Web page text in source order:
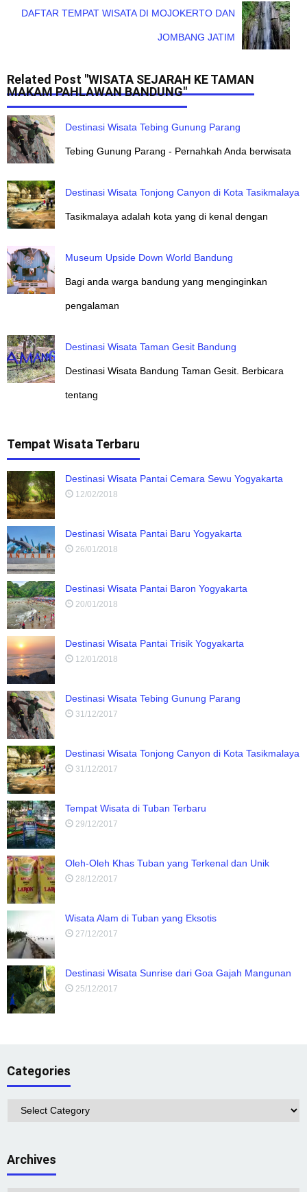
DAFTAR TEMPAT WISATA DI MOJOKERTO DAN
JOMBANG JATIM
Related Post "WISATA SEJARAH KE TAMAN
MAKAM PAHLAWAN BANDUNG"
Destinasi Wisata Tebing Gunung Parang
Tebing Gunung Parang - Pernahkah Anda berwisata
Destinasi Wisata Tonjong Canyon di Kota Tasikmalaya
Tasikmalaya adalah kota yang di kenal dengan
Museum Upside Down World Bandung
Bagi anda warga bandung yang menginginkan
pengalaman
Destinasi Wisata Taman Gesit Bandung
Destinasi Wisata Bandung Taman Gesit. Berbicara
tentang
Tempat Wisata Terbaru
Destinasi Wisata Pantai Cemara Sewu Yogyakarta
12/02/2018
Destinasi Wisata Pantai Baru Yogyakarta
26/01/2018
Destinasi Wisata Pantai Baron Yogyakarta
20/01/2018
Destinasi Wisata Pantai Trisik Yogyakarta
12/01/2018
Destinasi Wisata Tebing Gunung Parang
31/12/2017
Destinasi Wisata Tonjong Canyon di Kota Tasikmalaya
31/12/2017
Tempat Wisata di Tuban Terbaru
29/12/2017
Oleh-Oleh Khas Tuban yang Terkenal dan Unik
28/12/2017
Wisata Alam di Tuban yang Eksotis
27/12/2017
Destinasi Wisata Sunrise dari Goa Gajah Mangunan
25/12/2017
Categories
Categories
Archives